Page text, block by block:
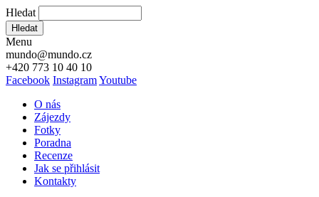
Hledat
Hledat
Menu
mundo@mundo.cz
+420 773 10 40 10
Facebook InstagramYoutube
O nás
Zájezdy
Fotky
Poradna
Recenze
Jak se přihlásit
Kontakty